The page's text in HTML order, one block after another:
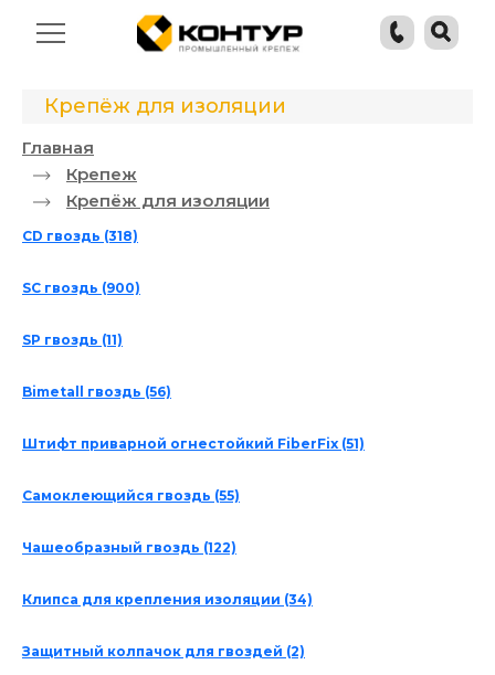
Крепёж для изоляции
Главная
Крепеж
Крепёж для изоляции
СD гвоздь (318)
SC гвоздь (900)
SP гвоздь (11)
Bimetall гвоздь (56)
Штифт приварной огнестойкий FiberFix (51)
Самоклеющийся гвоздь (55)
Чашеобразный гвоздь (122)
Клипса для крепления изоляции (34)
Защитный колпачок для гвоздей (2)